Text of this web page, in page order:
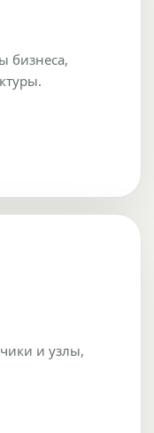
бизнеса,
и узлы,